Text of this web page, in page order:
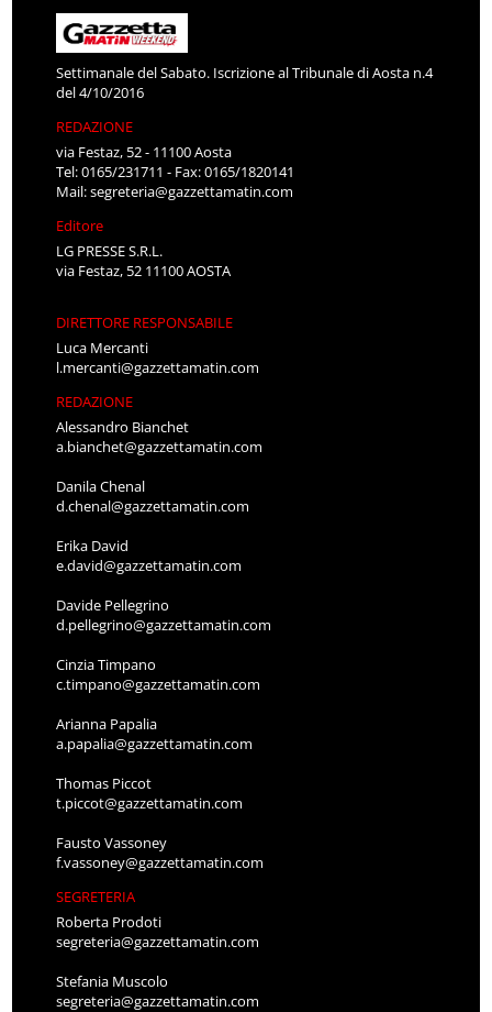
Settimanale del Sabato. Iscrizione al Tribunale di Aosta n.4
del 4/10/2016
REDAZIONE
via Festaz, 52 - 11100 Aosta
Tel: 0165/231711 - Fax: 0165/1820141
Mail:segreteria@gazzettamatin.com
Editore
LG PRESSE S.R.L.
via Festaz, 52 11100 AOSTA
DIRETTORE RESPONSABILE
Luca Mercanti
l.mercanti@gazzettamatin.com
REDAZIONE
Alessandro Bianchet
a.bianchet@gazzettamatin.com
Danila Chenal
d.chenal@gazzettamatin.com
Erika David
e.david@gazzettamatin.com
Davide Pellegrino
d.pellegrino@gazzettamatin.com
Cinzia Timpano
c.timpano@gazzettamatin.com
Arianna Papalia
a.papalia@gazzettamatin.com
Thomas Piccot
t.piccot@gazzettamatin.com
Fausto Vassoney
f.vassoney@gazzettamatin.com
SEGRETERIA
Roberta Prodoti
segreteria@gazzettamatin.com
Stefania Muscolo
segreteria@gazzettamatin.com